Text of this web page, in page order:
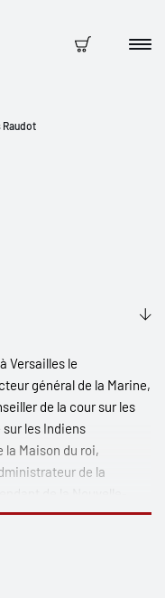
Panier
Versailles le
général de la Marine,
de la cour sur les
les Indiens
la Maison du roi,
de la
grands économistes et